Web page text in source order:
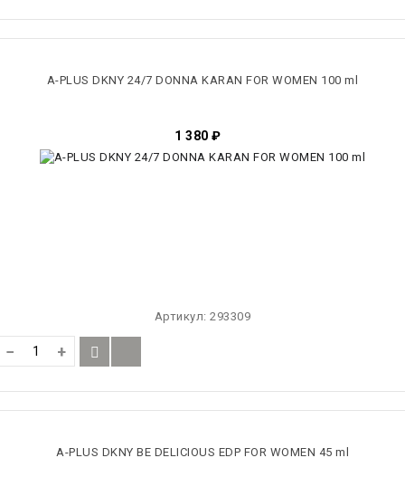
A-PLUS DKNY 24/7 DONNA KARAN FOR WOMEN 100 ml
1 380 ₽
Артикул:293309
− +
A-PLUS DKNY BE DELICIOUS EDP FOR WOMEN 45 ml